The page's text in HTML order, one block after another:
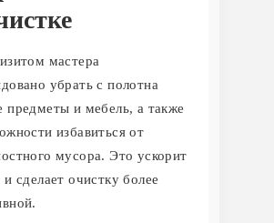
мастера
убрать с полотна
предметы и мебель, а также
избавиться от
мусора. Это ускорит
и сделает очистку более